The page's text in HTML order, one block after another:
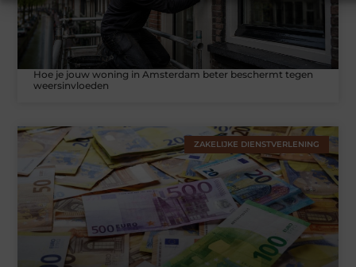
Hoe je jouw woning in Amsterdam beter beschermt tegen
weersinvloeden
ZAKELIJKE DIENSTVERLENING